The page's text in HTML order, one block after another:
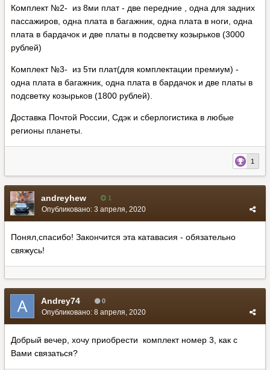
Комплект №2- из 8ми плат - две передние , одна для задних
пассажиров, одна плата в багажник, одна плата в ноги, одна
плата в бардачок и две платы в подсветку козырьков (3000
рублей)
Комплект №3- из 5ти плат(для комплектации премиум) -
одна плата в багажник, одна плата в бардачок и две платы в
подсветку козырьков (1800 рублей).
Доставка Почтой России, Сдэк и сберлогистика в любые
регионы планеты.
1
andreyhew 1
Опубликовано: 3 апреля, 2020
Понял,спасибо! Закончится эта катавасия - обязательно
свяжусь!
Andrey74 0
Опубликовано: 8 апреля, 2020
Добрый вечер, хочу приобрести комплект номер 3, как с
Вами связаться?